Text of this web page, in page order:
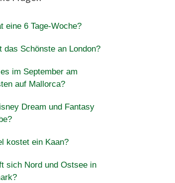
eine 6 Tage-Woche?
das Schönste an London?
im September am
auf Mallorca?
Dream und Fantasy
kostet ein Kaan?
sich Nord und Ostsee in